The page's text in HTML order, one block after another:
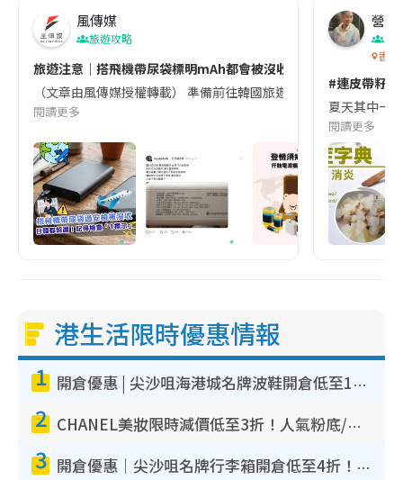
風傳媒
旅遊攻略
旅遊注意｜搭飛機帶尿袋標明mAh都會被沒收😱出發前切記檢查
（文章由風傳媒授權轉載） 準備前往韓國旅遊的民眾，近期要
閱讀更多
營養
香港
#連皮帶籽
夏天其中一
閱讀更多
港生活限時優惠情報
1 開倉優惠 | 尖沙咀海港城名牌波鞋開倉低至1折！On鞋$899起／Joy&Peace鞋履$98起
2 CHANEL美妝限時減價低至3折！人氣粉底/唇膏/精華液低至$275！COCO香水都有平
3 開倉優惠｜尖沙咀名牌行李箱開倉低至4折！一連5日 American Tourister/ace./Hallmark $200起！